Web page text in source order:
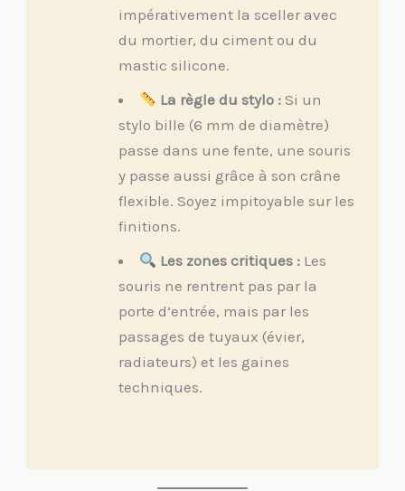
impérativement la sceller avec
du mortier, du ciment ou du
mastic silicone.
La règle du stylo : Si un
stylo bille (6 mm de diamètre)
passe dans une fente, une souris
y passe aussi grâce à son crâne
flexible. Soyez impitoyable sur les
finitions.
Les zones critiques : Les
souris ne rentrent pas par la
porte d’entrée, mais par les
passages de tuyaux (évier,
radiateurs) et les gaines
techniques.